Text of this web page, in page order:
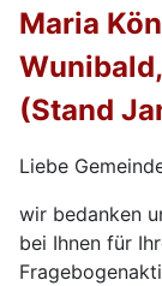
Maria
(Stand
Liebe
wir bedanken
bei Ihnen für